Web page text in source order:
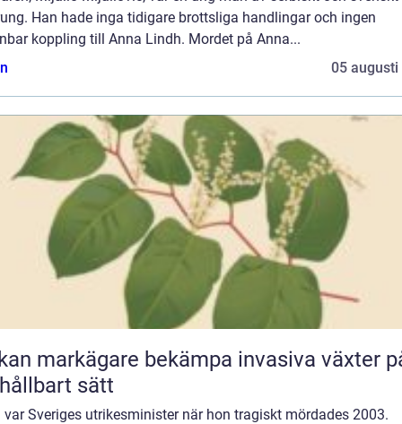
Han hade inga tidigare brottsliga handlingar och ingen
koppling till Anna Lindh. Mordet på Anna...
05 augusti
markägare bekämpa invasiva växter
sätt
var Sveriges utrikesminister när hon tragiskt mördades 2003.